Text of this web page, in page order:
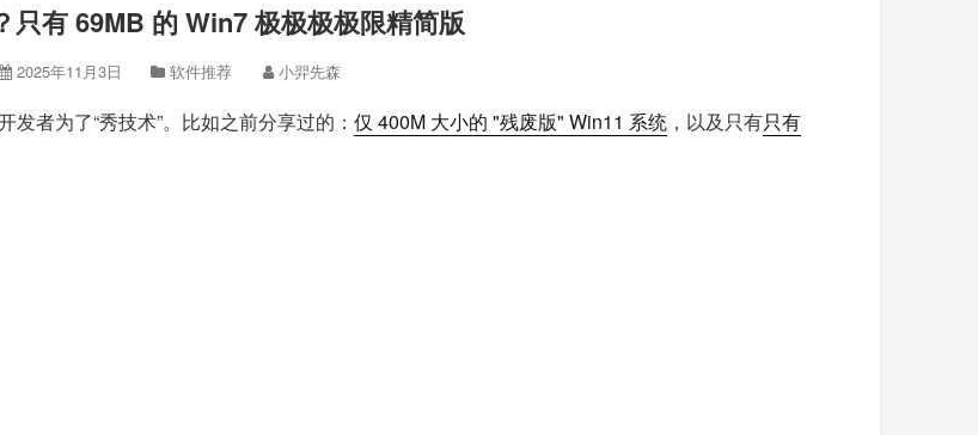
只有 69MB 的 Win7 极极极极限精简版
2025年11月3日 软件推荐 小羿先森
者为了“秀技术”。比如之前分享过的： 仅 400M 大小的 "残废版" Win11 系统 ，以及只有只有